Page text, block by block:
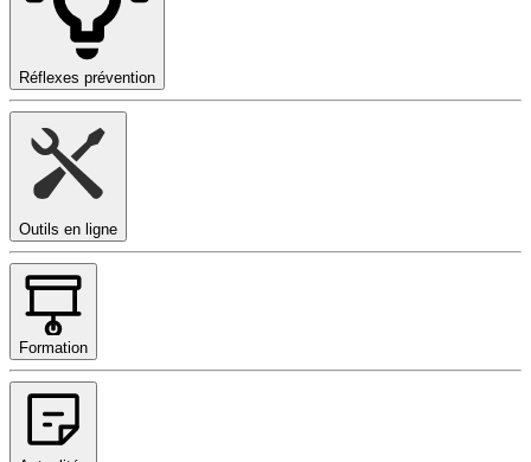
Réflexes prévention
Outils en ligne
Formation